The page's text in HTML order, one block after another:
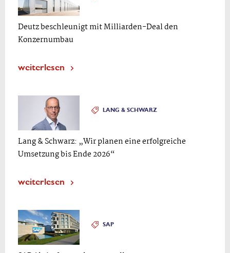
Deutz beschleunigt mit Milliarden-Deal den
Konzernumbau
weiterlesen
LANG & SCHWARZ
Lang & Schwarz: „Wir planen eine erfolgreiche
Umsetzung bis Ende 2026“
weiterlesen
SAP